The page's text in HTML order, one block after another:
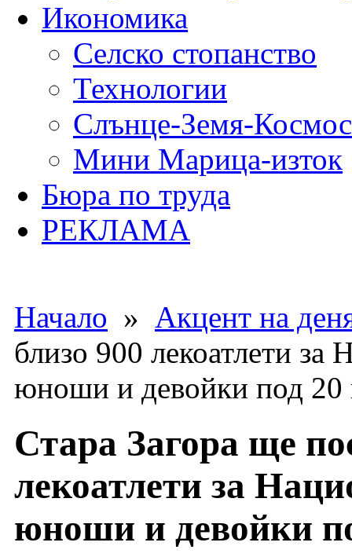
Икономика
Селско стопанство
Технологии
Слънце-Земя-Космос
Мини Марица-изток
Бюра по труда
РЕКЛАМА
Начало » Акцент на
близо 900 лекоатлети
юноши и девойки под 20
Стара Загора ще
лекоатлети за
юноши и девойки